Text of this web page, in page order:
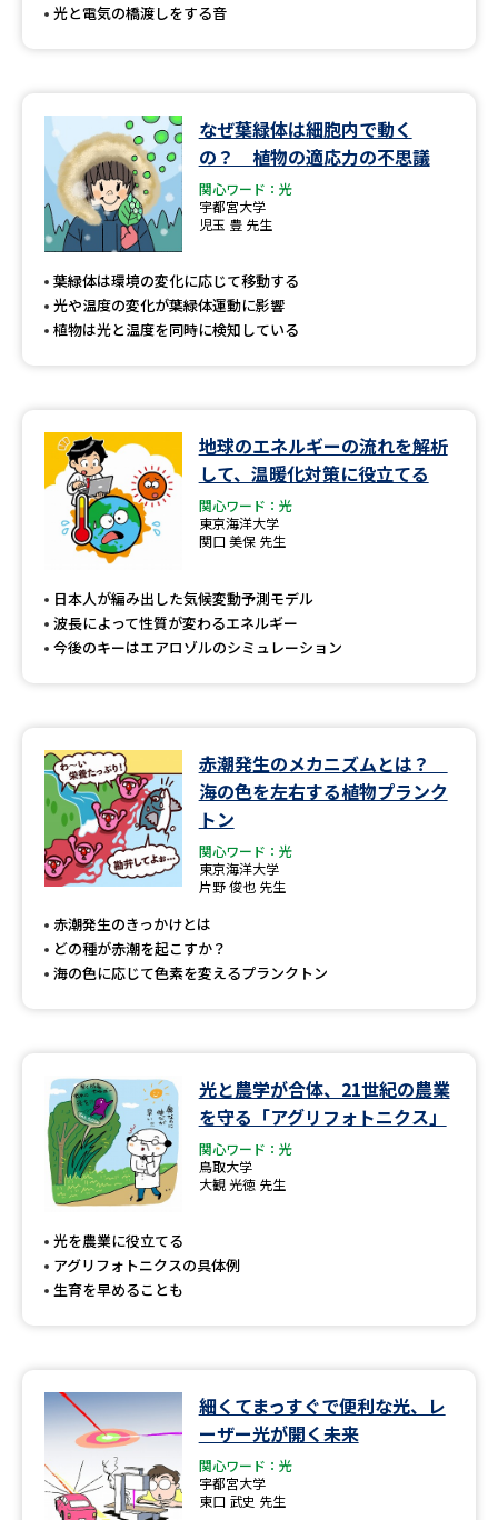
光と電気の橋渡しをする音
なぜ葉緑体は細胞内で動く
の？ 植物の適応力の不思議
関心ワード：光
宇都宮大学
児玉 豊 先生
葉緑体は環境の変化に応じて移動する
光や温度の変化が葉緑体運動に影響
植物は光と温度を同時に検知している
地球のエネルギーの流れを解析
して、温暖化対策に役立てる
関心ワード：光
東京海洋大学
関口 美保 先生
日本人が編み出した気候変動予測モデル
波長によって性質が変わるエネルギー
今後のキーはエアロゾルのシミュレーション
赤潮発生のメカニズムとは？
海の色を左右する植物プランク
トン
関心ワード：光
東京海洋大学
片野 俊也 先生
赤潮発生のきっかけとは
どの種が赤潮を起こすか？
海の色に応じて色素を変えるプランクトン
光と農学が合体、21世紀の農業
を守る「アグリフォトニクス」
関心ワード：光
鳥取大学
大観 光徳 先生
光を農業に役立てる
アグリフォトニクスの具体例
生育を早めることも
細くてまっすぐで便利な光、レ
ーザー光が開く未来
関心ワード：光
宇都宮大学
東口 武史 先生